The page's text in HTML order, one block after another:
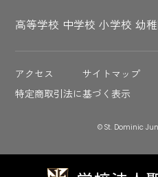
高等学校 中学校 小学校 幼
アクセス サイトマップ
特定商取引法に基づく表示
© St. Dominic